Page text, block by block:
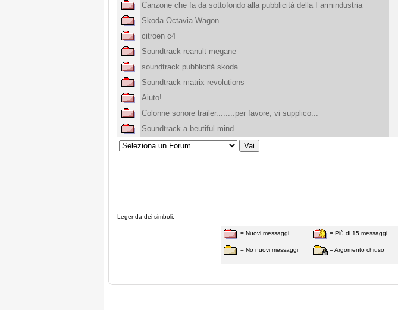
Canzone che fa da sottofondo alla pubblicità della Farmindustria
Skoda Octavia Wagon
citroen c4
Soundtrack reanult megane
soundtrack pubblicità skoda
Soundtrack matrix revolutions
Aiuto!
Colonne sonore trailer........per favore, vi supplico...
Soundtrack a beutiful mind
Legenda dei simboli:
= Nuovi messaggi
= No nuovi messaggi
= Più di 15 messaggi
= Argomento chiuso